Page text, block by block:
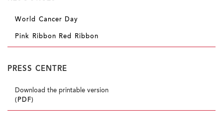
World Cancer Day
Pink Ribbon Red Ribbon
PRESS CENTRE
Download the printable version
(PDF)